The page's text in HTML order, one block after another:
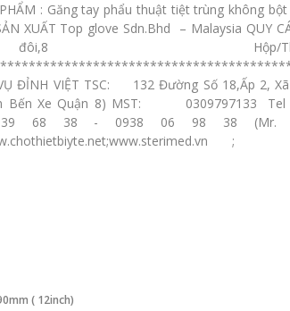
: Găng tay phẩu thuật tiệt trùng không bột
XUẤT Top glove Sdn.Bhd – Malaysia QUY
Hộp/
ĐỈNH VIỆT TSC: 132 Đường Số 18,Ấp 2,
Bến Xe Quận 8) MST: 0309797133
39 68 38 - 0938 06 98 38 (Mr.
( 12inch)